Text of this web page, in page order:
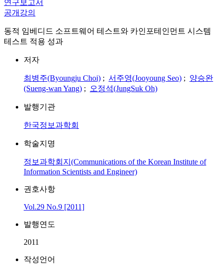
연구보고서
공개강의
동적 임베디드 소프트웨어 테스트와 카인포테인먼트 시스템
테스트 적용 성과
저자
최병주(Byoungju Choi) ; 서주영(Jooyoung Seo) ; 양승완
(Sueng-wan Yang) ; 오정석(JungSuk Oh)
발행기관
한국정보과학회
학술지명
정보과학회지(Communications of the Korean Institute of
Information Scientists and Engineer)
권호사항
Vol.29 No.9 [2011]
발행연도
2011
작성언어